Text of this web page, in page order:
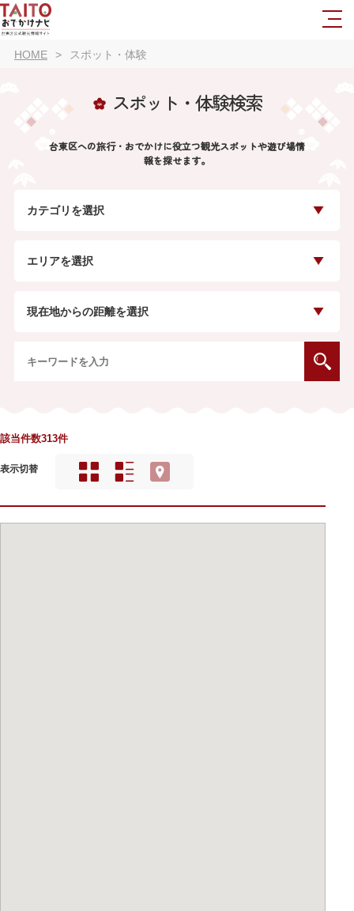
HOME スポット・体験
スポット・体験検索
台東区への旅行・おでかけに役立つ観光スポットや遊び場情
報を探せます。
カテゴリを選択
エリアを選択
現在地からの距離を選択
該当件数313件
表示切替